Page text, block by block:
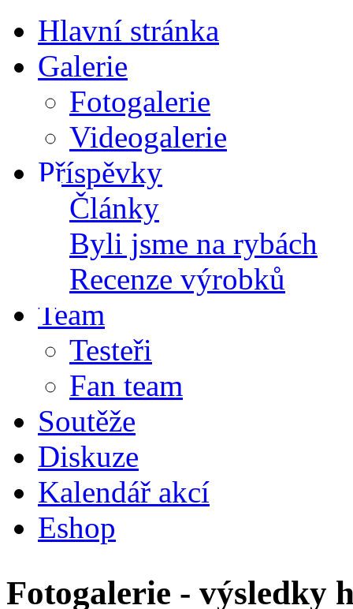
Hlavní stránka
Galerie
Fotogalerie
Videogalerie
Příspěvky
Články
Byli jsme na rybách
Recenze výrobků
Team
Testeři
Fan team
Soutěže
Diskuze
Kalendář akcí
Eshop
Fotogalerie - výsledky